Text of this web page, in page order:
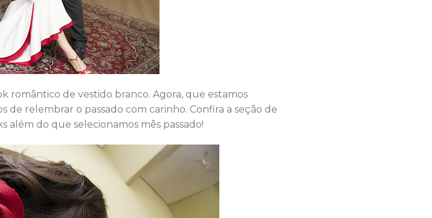
romântico de vestido branco. Agora, que estamos
relembrar o passado com carinho. Confira a seção de
além do que selecionamos mês passado!